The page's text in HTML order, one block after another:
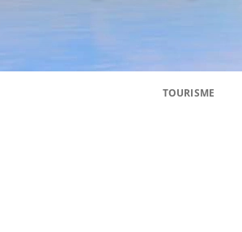
TOURISME